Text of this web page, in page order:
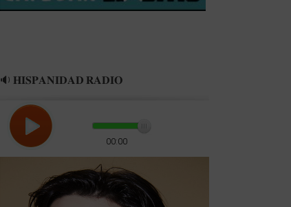
🔉 𝐇𝐈𝐒𝐏𝐀𝐍𝐈𝐃𝐀𝐃 𝐑𝐀𝐃𝐈𝐎